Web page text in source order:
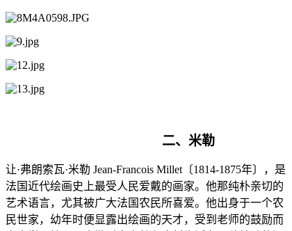
二、 米勒
让·弗朗索瓦·米勒 Jean-Francois Millet〔1814-1875年〕，是
法国近代绘画史上最受人民爱戴的画家。他那纯朴亲切的
艺术语言，尤其被广大法国农民所喜爱。他出身于一个农
民世家，幼年时便显露出绘画的天才，受到老师的鼓励而